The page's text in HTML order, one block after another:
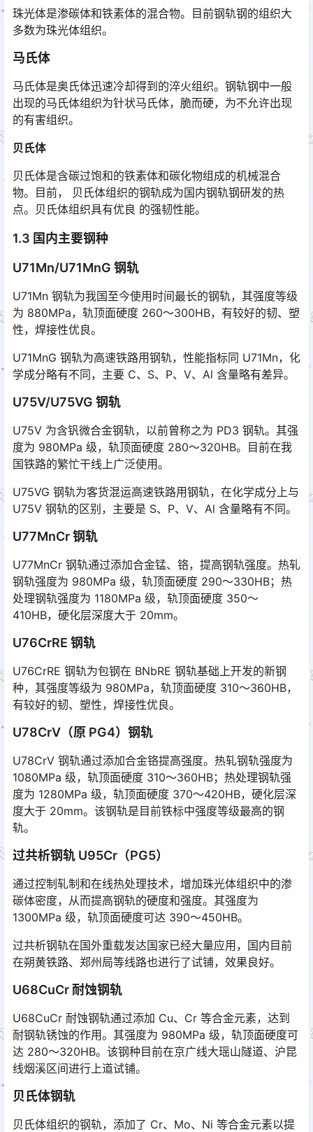
珠光体是渗碳体和铁素体的混合物。目前钢轨钢的组织大
多数为珠光体组织。
马氏体
马氏体是奥氏体迅速冷却得到的淬火组织。钢轨钢中一般
出现的马氏体组织为针状马氏体，脆而硬，为不允许出现
的有害组织。
贝氏体
贝氏体是含碳过饱和的铁素体和碳化物组成的机械混合
物。目前， 贝氏体组织的钢轨成为国内钢轨钢研发的热
点。贝氏体组织具有优良 的强韧性能。
1.3 国内主要钢种
U71Mn/U71MnG 钢轨
U71Mn 钢轨为我国至今使用时间最长的钢轨，其强度等级
为 880MPa，轨顶面硬度 260～300HB，有较好的韧、塑
性，焊接性优良。
U71MnG 钢轨为高速铁路用钢轨，性能指标同 U71Mn，化
学成分略有不同，主要 C、S、P、V、Al 含量略有差异。
U75V/U75VG 钢轨
U75V 为含钒微合金钢轨，以前曾称之为 PD3 钢轨。其强
度为 980MPa 级，轨顶面硬度 280～320HB。目前在我
国铁路的繁忙干线上广泛使用。
U75VG 钢轨为客货混运高速铁路用钢轨，在化学成分上与
U75V 钢轨的区别，主要是 S、P、V、Al 含量略有不同。
U77MnCr 钢轨
U77MnCr 钢轨通过添加合金锰、铬，提高钢轨强度。热轧
钢轨强度为 980MPa 级，轨顶面硬度 290～330HB；热
处理钢轨强度为 1180MPa 级，轨顶面硬度 350～
410HB，硬化层深度大于 20mm。󠅅󠅃󠄵󠅂󠄪󠇖󠆨󠆨󠇕󠆞󠆒󠅬󠇘󠆭󠆘󠇙󠆝󠅵󠇗󠆭󠆁󠄐󠇗󠅹󠅸󠇖󠆍󠅳󠇖󠅹󠅰󠇖󠆌󠅹
U76CrRE 钢轨
U76CrRE 钢轨为包钢在 BNbRE 钢轨基础上开发的新钢
种，其强度等级为 980MPa，轨顶面硬度 310～360HB，
有较好的韧、塑性，焊接性优良。
U78CrV（原 PG4）钢轨
U78CrV 钢轨通过添加合金铬提高强度。热轧钢轨强度为
1080MPa 级，轨顶面硬度 310～360HB；热处理钢轨强
度为 1280MPa 级，轨顶面硬度 370～420HB，硬化层深
度大于 20mm。该钢轨是目前铁标中强度等级最高的钢
轨。󠅅󠅃󠄵󠅂󠄪󠇖󠆨󠆨󠇕󠆞󠆒󠅬󠇘󠆭󠆘󠇙󠆝󠅵󠇗󠆭󠆁󠄐󠇗󠅹󠅸󠇖󠆍󠅳󠇖󠅹󠅰󠇖󠆌󠅹
过共析钢轨 U95Cr（PG5）
通过控制轧制和在线热处理技术，增加珠光体组织中的渗
碳体密度，从而提高钢轨的硬度和强度。其强度为
1300MPa 级，轨顶面硬度可达 390～450HB。
过共析钢轨在国外重载发达国家已经大量应用，国内目前
在朔黄铁路、郑州局等线路也进行了试铺，效果良好。
U68CuCr 耐蚀钢轨
U68CuCr 耐蚀钢轨通过添加 Cu、Cr 等合金元素，达到
耐钢轨锈蚀的作用。其强度为 980MPa 级，轨顶面硬度可
达 280～320HB。该钢种目前在京广线大瑶山隧道、沪昆
线烟溪区间进行上道试铺。󠅅󠅃󠄵󠅂󠄪󠇖󠆨󠆨󠇕󠆞󠆒󠅬󠇘󠆭󠆘󠇙󠆝󠅵󠇗󠆭󠆁󠄐󠇗󠅹󠅸󠇖󠆍󠅳󠇖󠅹󠅰󠇖󠆌󠅹
贝氏体钢轨
贝氏体组织的钢轨，添加了 Cr、Mo、Ni 等合金元素以提